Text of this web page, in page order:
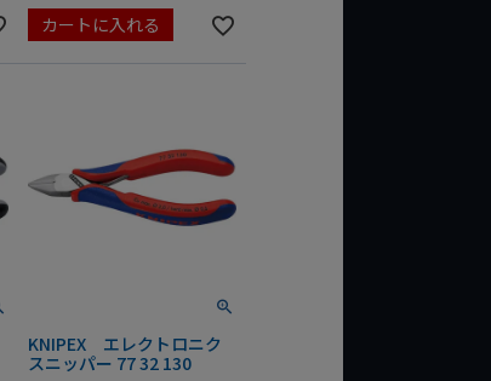
カートに入れる
KNIPEX エレクトロニク
スニッパー 77 32 130